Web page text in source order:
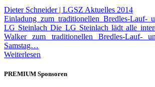
Dieter Schneider | LGSZ Aktuelles 2014
Einladung zum traditionellen Bredles-Lauf-
LG Steinlach Die LG Steinlach lädt alle
Walker zum traditionellen Bredles-Lauf-
Samstag…
Weiterlesen
PREMIUM Sponsoren